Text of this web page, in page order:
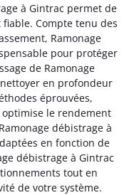
à Gintrac permet de
Compte tenu des
Ramonage
pour protéger
de Ramonage
en profondeur
éprouvées,
optimise le rendement
débistrage à
en fonction de
débistrage à Gintrac
tout en
de votre système.